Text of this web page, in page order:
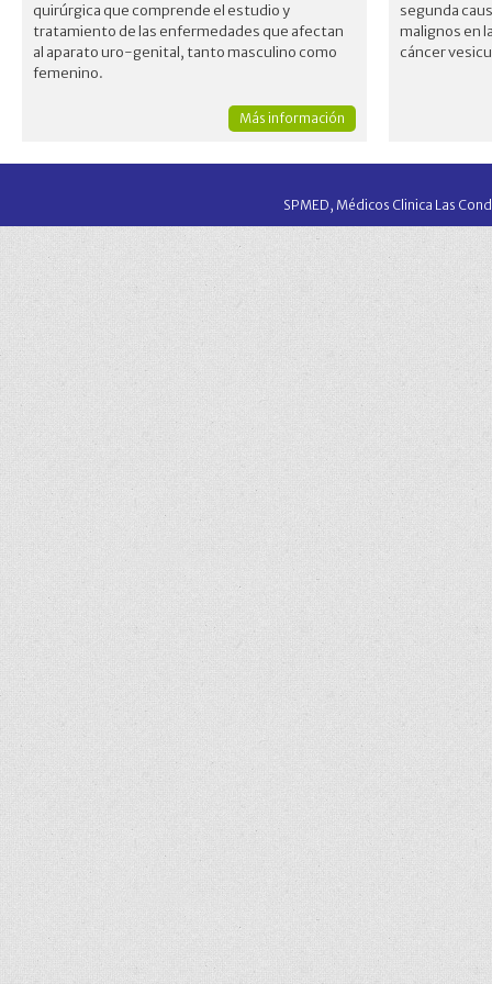
quirúrgica que comprende el estudio y
tratamiento de las enfermedades que afectan
al aparato uro-genital, tanto masculino como
femenino.
Más información
segunda
malignos en
cáncer
SPMED, Médicos Clinica Las